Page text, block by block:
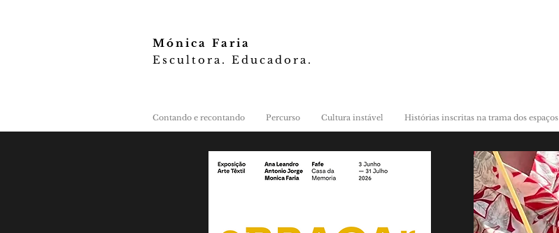
Mónica Faria
Escultora. Educadora.
Contando e recontando Percurso Cultura instável Histórias inscritas na trama dos espaços